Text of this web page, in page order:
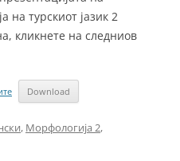
на турскиот јазик 2
кликнете на следниов
Download
, Морфологија 2,